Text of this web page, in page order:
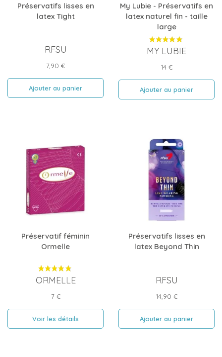
Préservatifs lisses en
latex Tight
RFSU
Prix
7,90 €
Ajouter au panier
My Lubie - Préservatifs en
latex naturel fin - taille
large
MY LUBIE
Prix
14 €
Ajouter au panier
Préservatif féminin
Ormelle
ORMELLE
Prix
7 €
Voir les détails
Préservatifs lisses en
latex Beyond Thin
RFSU
Prix
14,90 €
Ajouter au panier